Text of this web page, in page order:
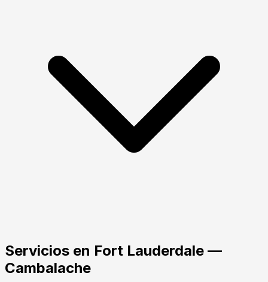
Servicios en Fort Lauderdale —
Cambalache